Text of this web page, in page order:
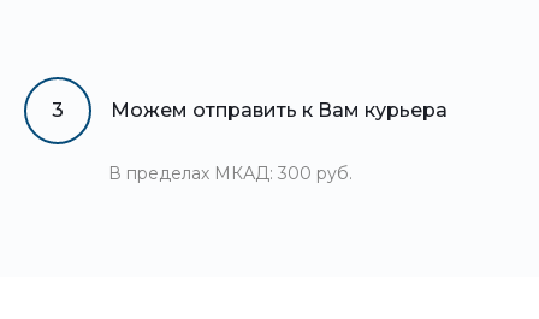
3 Можем отправить к Вам курьера
В пределах МКАД: 300 руб.